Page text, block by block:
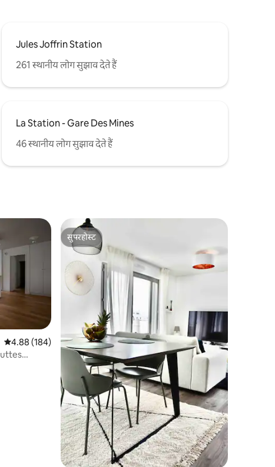
Jules Joffrin Station
261 स्थानीय लोग सुझाव देते हैं
La Station - Gare Des Mines
46 स्थानीय लोग सुझाव देते हैं
औसत रेटिंग 5 में से 4.88, 184 समीक्षाएँ
4.88 (184)
सुपरहोस्ट
सुपरहोस्ट